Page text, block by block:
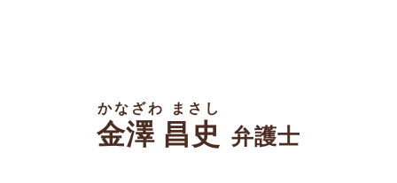
金澤 昌史
かなざわ まさし
弁護士